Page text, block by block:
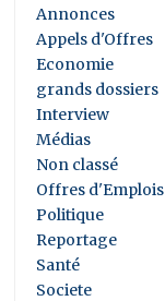
Annonces
Appels d'Offres
Economie
grands dossiers
Interview
Médias
Non classé
Offres d'Emplois
Politique
Reportage
Santé
Societe